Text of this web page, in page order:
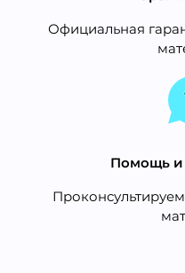
Официальная
Помощь и